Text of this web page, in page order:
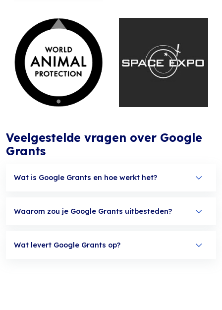
Veelgestelde vragen over Google
Grants
Wat is Google Grants en hoe werkt het?
Waarom zou je Google Grants uitbesteden?
Wat levert Google Grants op?